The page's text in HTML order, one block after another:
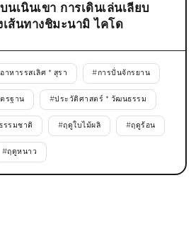
นเนินเขา การเดินเล่นเลียบ
เส้นทางชิมะนามิ ไคโด
อาหารรสเลิศ * สุรา #การปั่นจักรยาน
รฐาน #ประวัติศาสตร์ * วัฒนธรรม
ธรรมชาติ #ฤดูใบไม้ผลิ #ฤดูร้อน
#ฤดูหนาว